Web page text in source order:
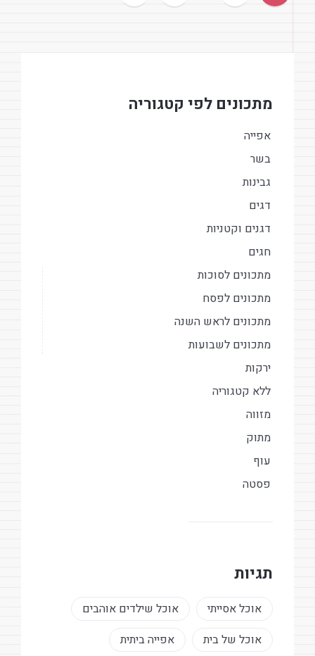
מתכונים לפי קטגוריה
אפייה
בשר
גבינות
דגים
דגנים וקטניות
חגים
מתכונים לסוכות
מתכונים לפסח
מתכונים לראש השנה
מתכונים לשבועות
ירקות
ללא קטגוריה
מזווה
מתוק
עוף
פסטה
תגיות
אוכל אסייתי
אוכל שילדים אוהבים
אוכל של בית
אפייה ביתית